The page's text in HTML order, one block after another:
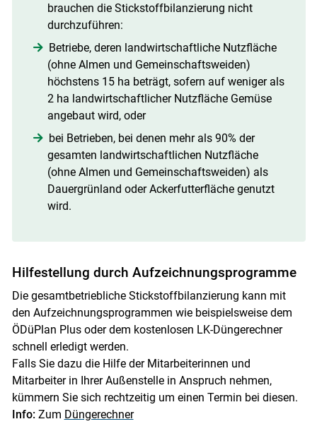
brauchen die Stickstoffbilanzierung nicht
durchzuführen:
Betriebe, deren landwirtschaftliche Nutzfläche
(ohne Almen und Gemeinschaftsweiden)
höchstens 15 ha beträgt, sofern auf weniger als
2 ha landwirtschaftlicher Nutzfläche Gemüse
angebaut wird, oder
bei Betrieben, bei denen mehr als 90% der
gesamten landwirtschaftlichen Nutzfläche
(ohne Almen und Gemeinschaftsweiden) als
Dauergrünland oder Ackerfutterfläche genutzt
wird.
Hilfestellung durch Aufzeichnungsprogramme
Die gesamtbetriebliche Stickstoffbilanzierung kann mit
den Aufzeichnungsprogrammen wie beispielsweise dem
ÖDüPlan Plus oder dem kostenlosen LK-Düngerechner
schnell erledigt werden.
Falls Sie dazu die Hilfe der Mitarbeiterinnen und
Mitarbeiter in Ihrer Außenstelle in Anspruch nehmen,
kümmern Sie sich rechtzeitig um einen Termin bei diesen.
Info:Zum Düngerechner